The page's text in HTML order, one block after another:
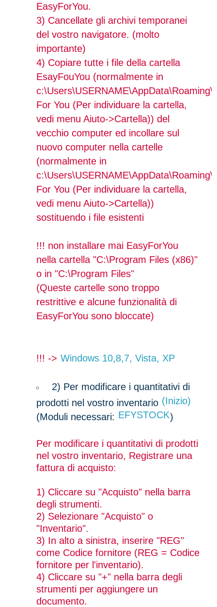
EasyForYou.
3) Cancellate gli archivi temporanei
del vostro navigatore. (molto
importante)
4) Copiare tutte i file della cartella
EsayFouYou (normalmente in
For You (Per individuare la cartella,
vedi menu Aiuto->Cartella)) del
vecchio computer ed incollare sul
nuovo computer nella cartelle
(normalmente in
For You (Per individuare la cartella,
vedi menu Aiuto->Cartella))
sostituendo i file esistenti
!!! non installare mai EasyForYou
nella cartella "C:\Program Files (x86)"
o in "C:\Program Files"
(Queste cartelle sono troppo
restrittive e alcune funzionalità di
EasyForYou sono bloccate)
!!! -> Windows 10,8,7, Vista, XP
2) Per modificare i quantitativi di
prodotti nel vostro inventario (Inizio)
(Moduli necessari: EFYSTOCK)
Per modificare i quantitativi di prodotti
nel vostro inventario, Registrare una
fattura di acquisto:
1) Cliccare su "Acquisto" nella barra
degli strumenti.
2) Selezionare "Acquisto" o
"Inventario".
3) In alto a sinistra, inserire "REG"
come Codice fornitore (REG = Codice
fornitore per l'inventario).
4) Cliccare su "+" nella barra degli
strumenti per aggiungere un
documento.